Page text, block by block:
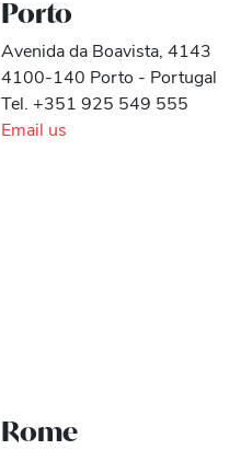
Porto
Avenida da Boavista, 4143
4100-140 Porto - Portugal
Tel. +351 925 549 555
Email us
Rome